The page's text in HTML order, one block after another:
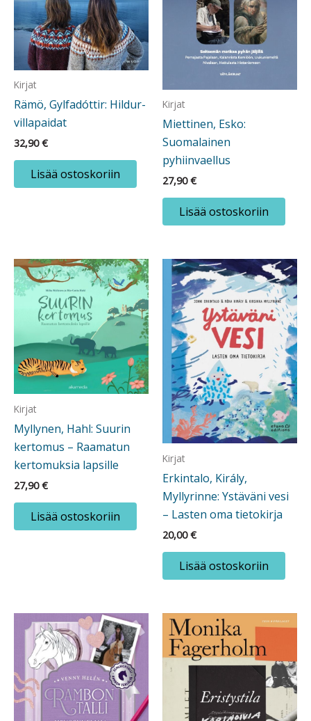
Kirjat
Rämö, Gylfadóttir: Hildur-
villapaidat
32,90€
Lisää ostoskoriin
Kirjat
Miettinen, Esko:
Suomalainen
pyhiinvaellus
27,90€
Lisää ostoskoriin
Kirjat
Myllynen, Hahl: Suurin
kertomus – Raamatun
kertomuksia lapsille
27,90€
Lisää ostoskoriin
Kirjat
Erkintalo, Király,
Myllyrinne: Ystäväni vesi
– Lasten oma tietokirja
20,00€
Lisää ostoskoriin